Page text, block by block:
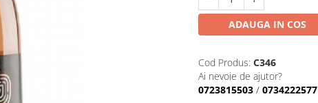
ADAUGA IN COS
Cod Produs: C346
Ai nevoie de ajutor?
0723815503 / 0734222577